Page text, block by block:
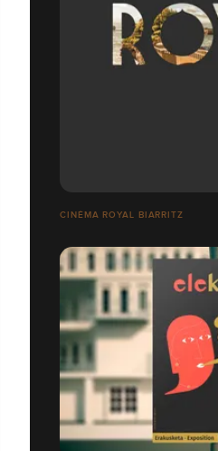
CINÉMA ROYAL BIARRITZ